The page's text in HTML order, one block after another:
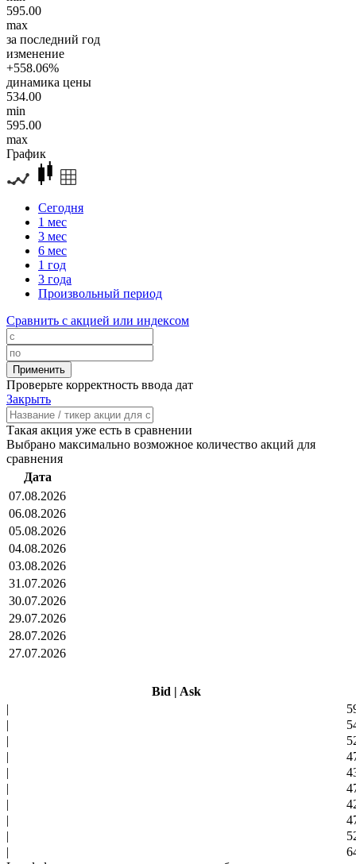
595.00
max
за последний год
изменение
+558.06%
динамика цены
534.00
min
595.00
max
График
Сегодня
1 мес
3 мес
6 мес
1 год
3 года
Произвольный период
Сравнить с акцией или индексом
Проверьте корректность ввода дат
Закрыть
Такая акция уже есть в сравнении
Выбрано максимально возможное количество акций для
сравнения
Дата
07.08.2026
06.08.2026
05.08.2026
04.08.2026
03.08.2026
31.07.2026
30.07.2026
29.07.2026
28.07.2026
27.07.2026
Bid | Ask
|
|
|
|
|
|
|
|
|
|